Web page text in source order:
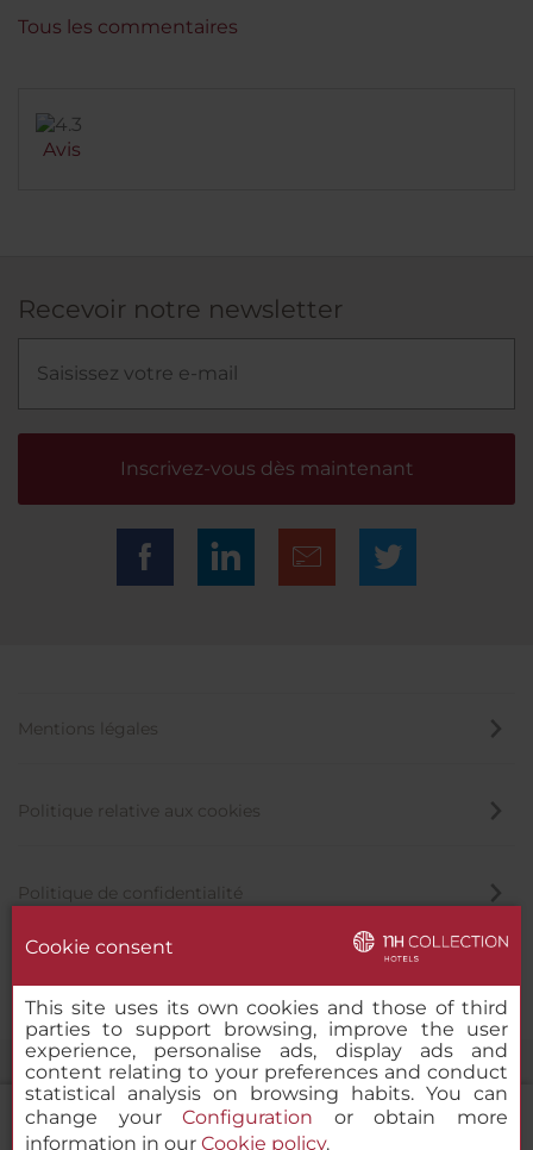
Avis
Tous les commentaires
Recevoir notre newsletter
Inscrivez-vous dès maintenant
Mentions légales
Politique relative aux cookies
Politique de confidentialité
Cookie consent
This site uses its own cookies and those of third
parties to support browsing, improve the user
experience, personalise ads, display ads and
content relating to your preferences and conduct
statistical analysis on browsing habits. You can
change yourConfiguration or obtain more
information in our Cookie policy.